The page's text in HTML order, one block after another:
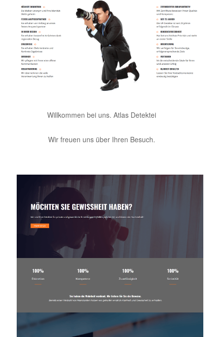
Willkommen bei uns. Atlas Detektei
Wir freuen uns über Ihren Besuch.